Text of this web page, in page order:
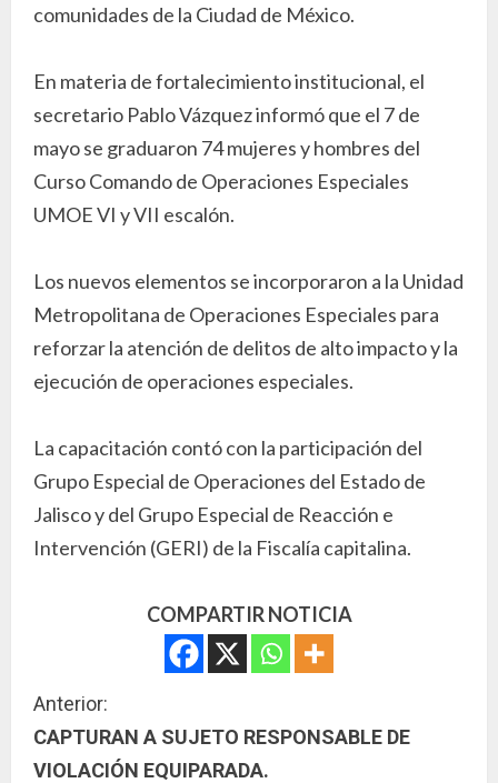
comunidades de la Ciudad de México.
En materia de fortalecimiento institucional, el
secretario Pablo Vázquez informó que el 7 de
mayo se graduaron 74 mujeres y hombres del
Curso Comando de Operaciones Especiales
UMOE VI y VII escalón.
Los nuevos elementos se incorporaron a la Unidad
Metropolitana de Operaciones Especiales para
reforzar la atención de delitos de alto impacto y la
ejecución de operaciones especiales.
La capacitación contó con la participación del
Grupo Especial de Operaciones del Estado de
Jalisco y del Grupo Especial de Reacción e
Intervención (GERI) de la Fiscalía capitalina.
COMPARTIR NOTICIA
S
i
Anterior:
CAPTURAN A SUJETO RESPONSABLE DE
VIOLACIÓN EQUIPARADA.